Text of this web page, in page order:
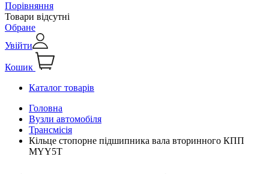
Порівняння
Товари відсутні
Обране
Увійти
Кошик
Каталог товарів
Головна
Вузли автомобіля
Трансмісія
Кільце стопорне підшипника вала вторинного КПП
MYY5T